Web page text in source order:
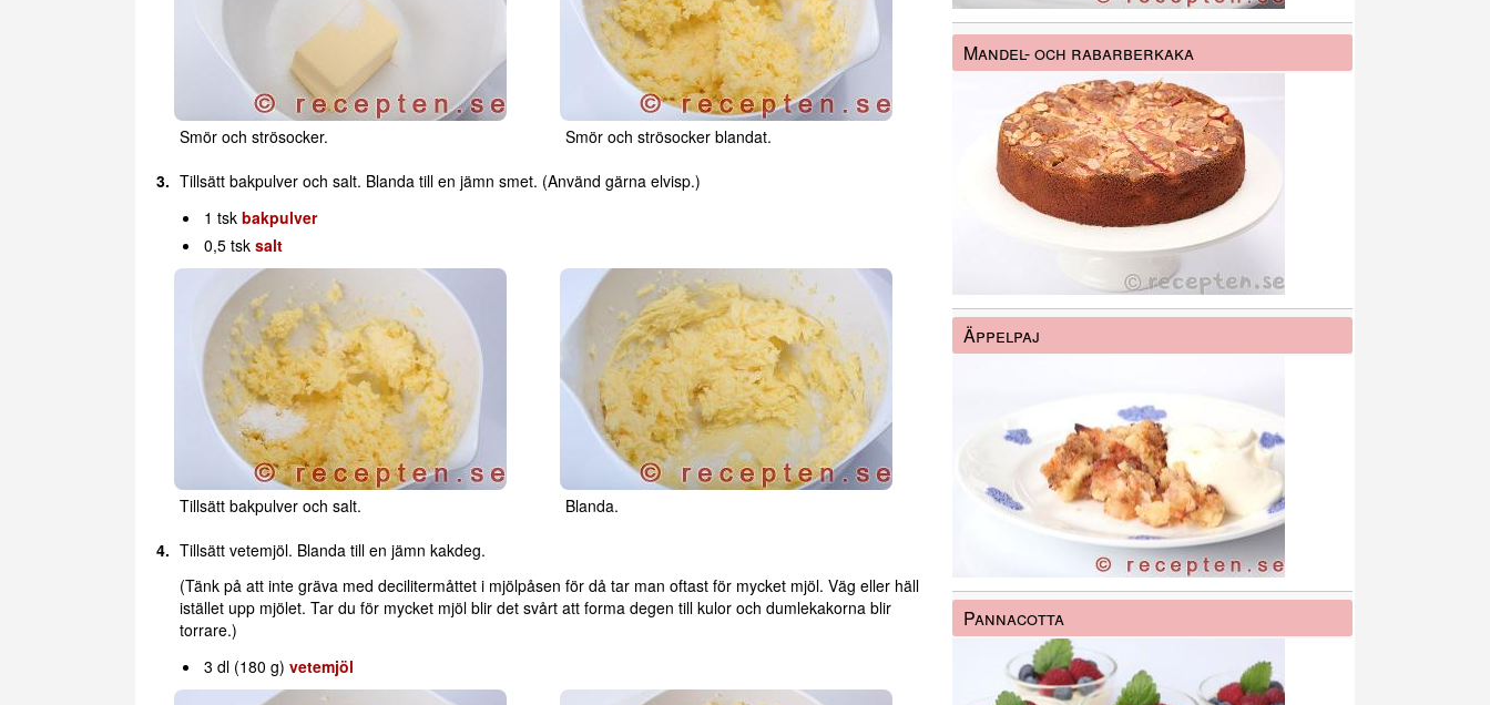
Smör och strösocker.
Smör och strösocker blandat.
Tillsätt bakpulver och salt. Blanda till en jämn smet. (Använd gärna elvisp.)
1 tskbakpulver
0,5 tsksalt
Tillsätt bakpulver och salt.
Blanda.
Tillsätt vetemjöl. Blanda till en jämn kakdeg.
(Tänk på att inte gräva med decilitermåttet i mjölpåsen för då tar man oftast för mycket mjöl. Väg eller häll
istället upp mjölet. Tar du för mycket mjöl blir det svårt att forma degen till kulor och dumlekakorna blir
torrare.)
3 dl (180 g)vetemjöl
Mandel- och rabarberkaka
Äppelpaj
Pannacotta